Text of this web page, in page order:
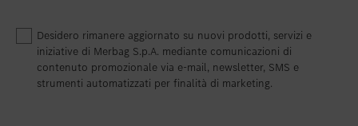
Desidero rimanere aggiornato su nuovi prodotti, servizi e
iniziative di Merbag S.p.A. mediante comunicazioni di
contenuto promozionale via e-mail, newsletter, SMS e
strumenti automatizzati per finalità di marketing.